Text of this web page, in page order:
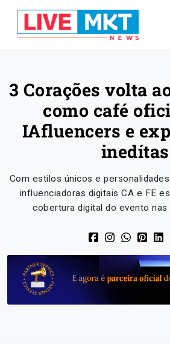
3 Corações volta
como café
IAfluencers e
inedítas
Com estilos únicos e
influenciadoras digitais CA e FE
cobertura digital do evento nas